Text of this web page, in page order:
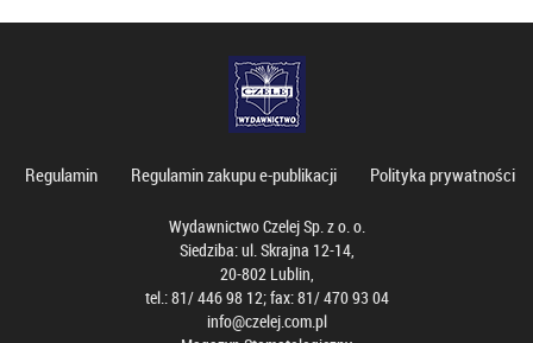
Regulamin Regulamin zakupu e-publikacji Polityka prywatności
Wydawnictwo Czelej Sp. z o. o.
Siedziba: ul. Skrajna 12-14,
20-802 Lublin,
tel.: 81/ 446 98 12; fax: 81/ 470 93 04
info@czelej.com.pl